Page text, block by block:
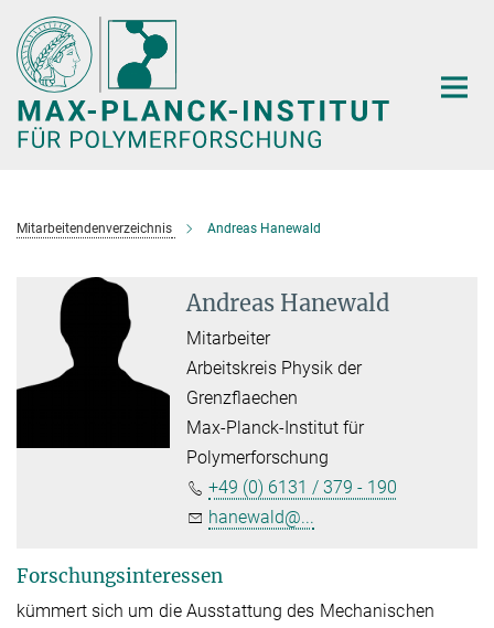
Hauptinhalt
Mitarbeitendenverzeichnis Andreas Hanewald
Andreas Hanewald
Mitarbeiter
Arbeitskreis Physik der
Grenzflaechen
Max-Planck-Institut für
Polymerforschung
+49 (0) 6131 / 379 - 190
hanewald@...
Forschungsinteressen
kümmert sich um die Ausstattung des Mechanischen